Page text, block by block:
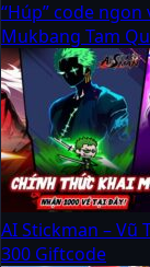
“Húp” code
Mukbang Tam
AI Stickman – Vũ
300 Giftcode